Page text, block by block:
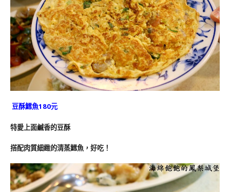
豆酥鱈魚180元
特愛上面鹹香的豆酥
搭配肉質細緻的清蒸鱈魚，好吃！